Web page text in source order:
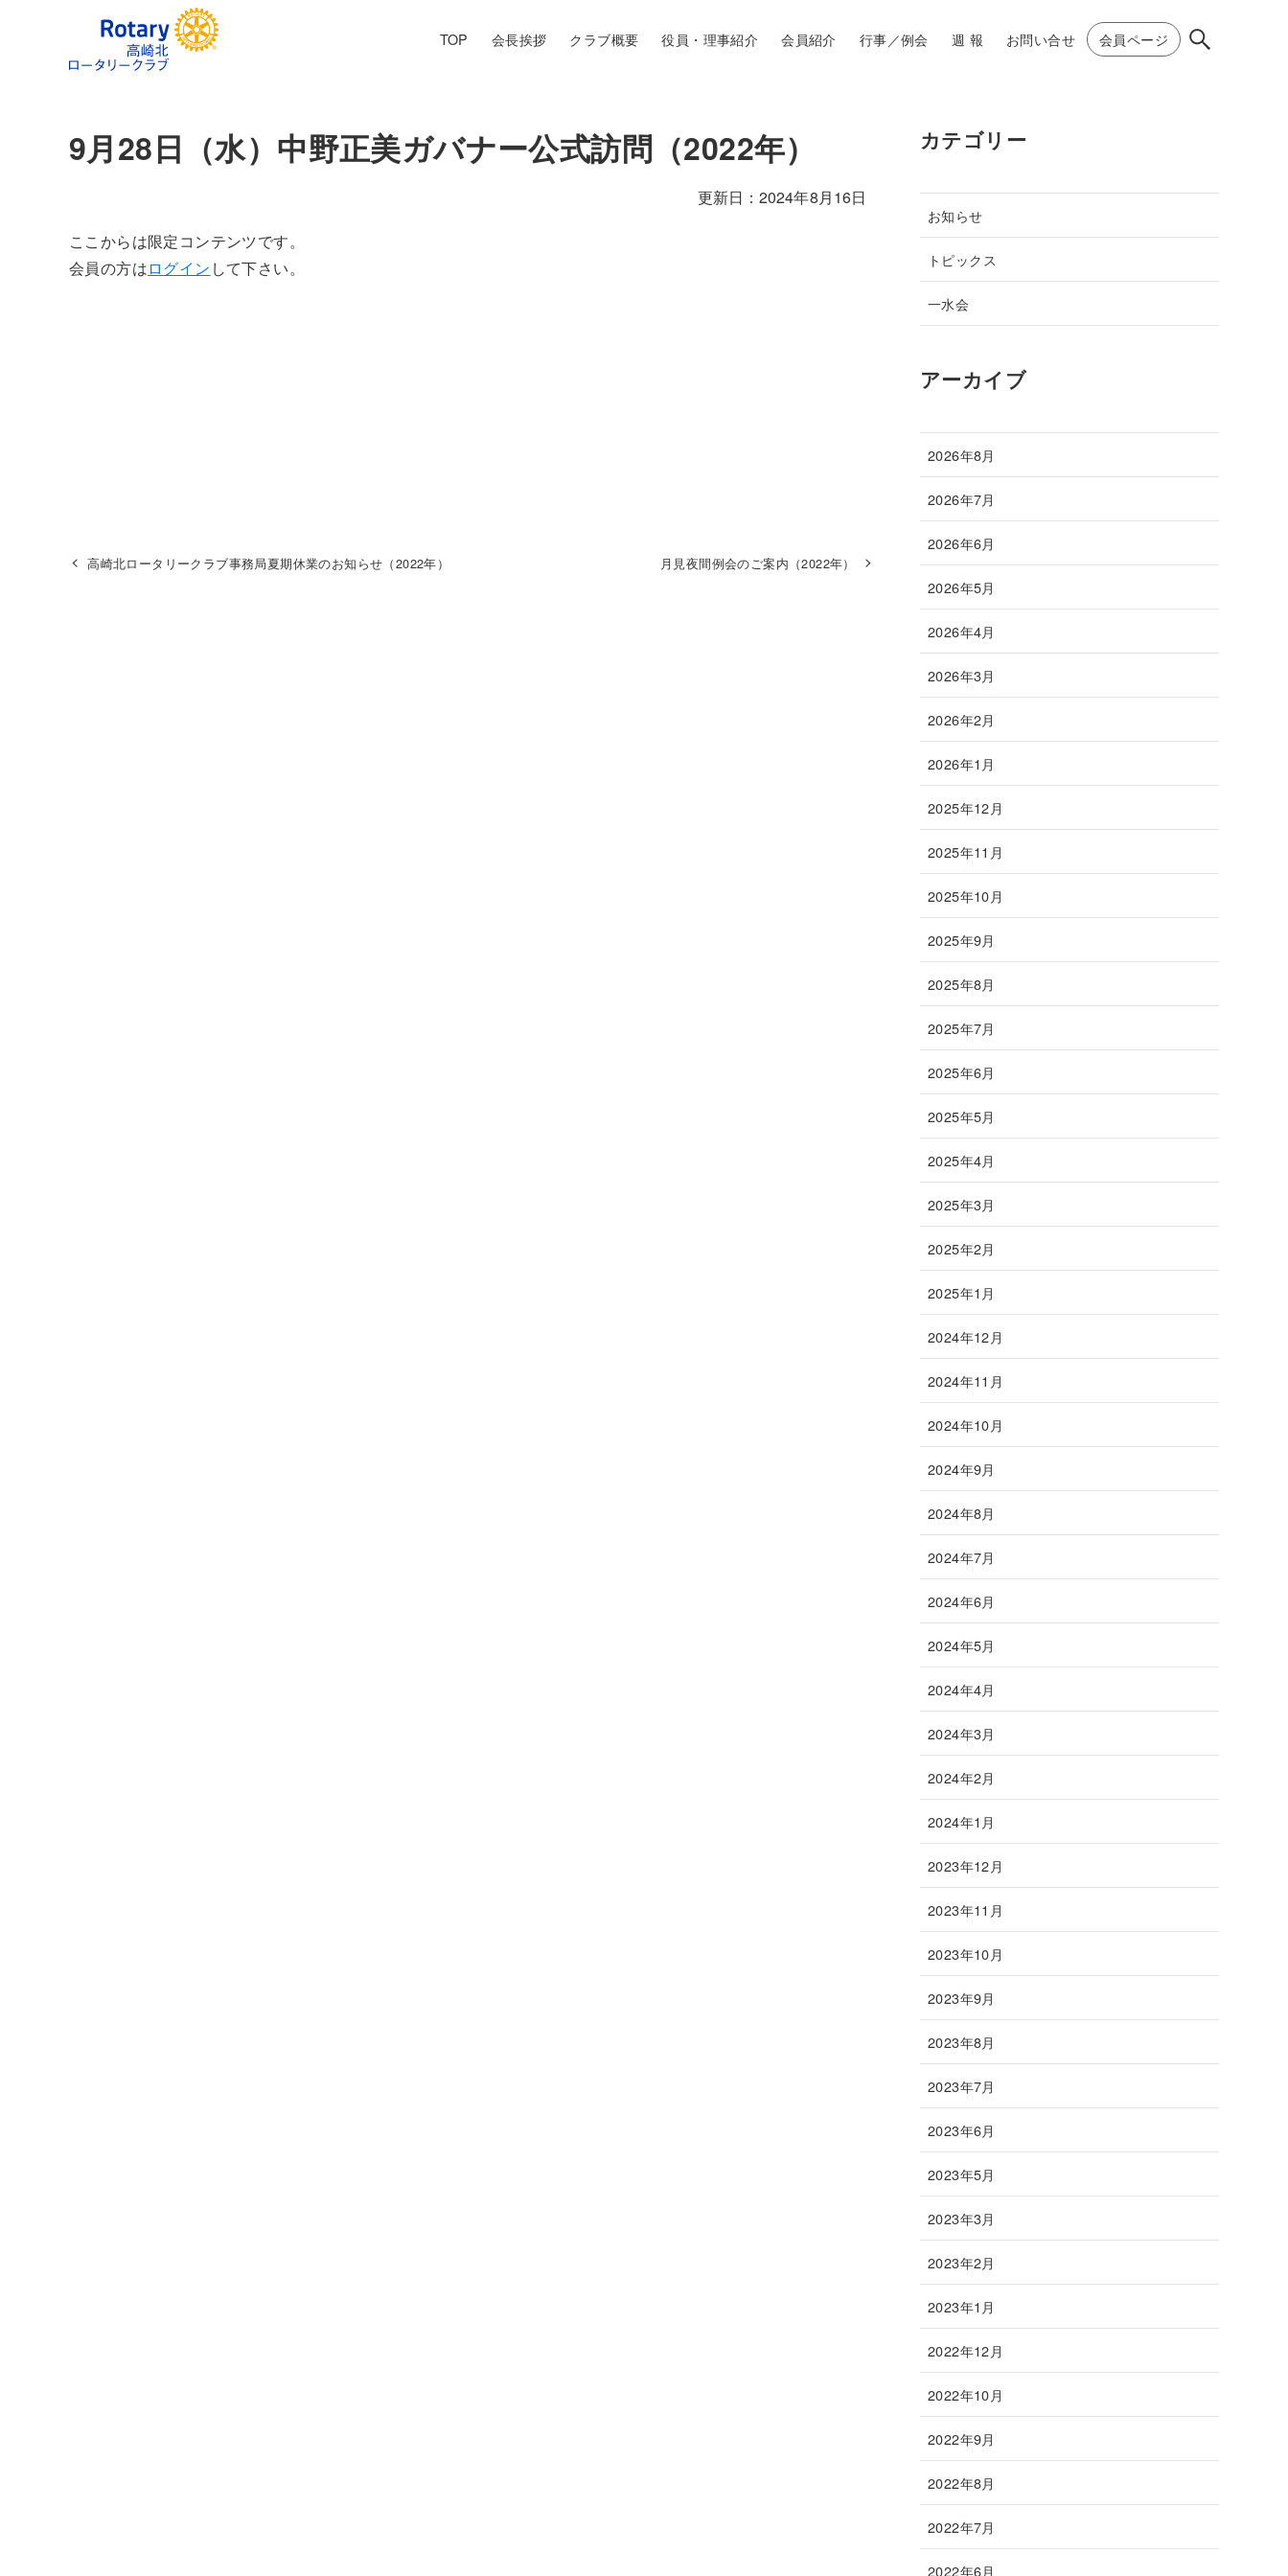
TOP 会長挨拶 クラブ概要 役員・理事紹介 会員紹介 行事／例会 週 報 お問い合せ 会員ページ
9月28日（水）中野正美ガバナー公式訪問（2022年）
2024年8月16日
ここからは限定コンテンツです。
会員の方はログイン して下さい。
高崎北ロータリークラブ事務局夏期休業のお知らせ（2022年） 月見夜間例会のご案内（2022年）
カテゴリー
お知らせ
トピックス
一水会
アーカイブ
2026年8月
2026年7月
2026年6月
2026年5月
2026年4月
2026年3月
2026年2月
2026年1月
2025年12月
2025年11月
2025年10月
2025年9月
2025年8月
2025年7月
2025年6月
2025年5月
2025年4月
2025年3月
2025年2月
2025年1月
2024年12月
2024年11月
2024年10月
2024年9月
2024年8月
2024年7月
2024年6月
2024年5月
2024年4月
2024年3月
2024年2月
2024年1月
2023年12月
2023年11月
2023年10月
2023年9月
2023年8月
2023年7月
2023年6月
2023年5月
2023年3月
2023年2月
2023年1月
2022年12月
2022年10月
2022年9月
2022年8月
2022年7月
2022年6月